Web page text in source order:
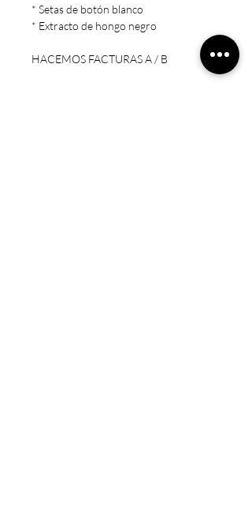
* Setas de botón blanco
* Extracto de hongo negro
HACEMOS FACTURAS A / B